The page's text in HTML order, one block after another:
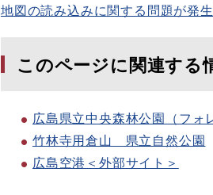
地図の読み込みに関する問題が発
このページに関連する
広島県立中央森林公園（フォ
竹林寺用倉山 県立自然公園
広島空港＜外部サイト＞